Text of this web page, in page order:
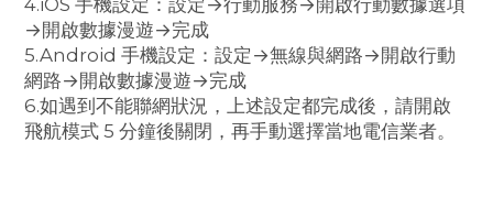
4.iOS 手機設定：設定→行動服務→開啟行動數據選項
→開啟數據漫遊→完成
5.Android 手機設定：設定→無線與網路→開啟行動
網路→開啟數據漫遊→完成
6.如遇到不能聯網狀況，上述設定都完成後，請開啟
飛航模式 5 分鐘後關閉，再手動選擇當地電信業者。